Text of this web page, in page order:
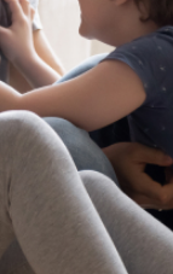
Qualibat
loi 1901
de qualité à
du secteur de
Ces labels ont
les
des savoir-